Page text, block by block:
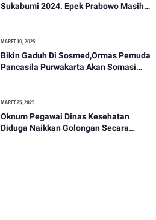
Sukabumi 2024. Epek Prabowo Masih
MARET 10, 2025
Bikin Gaduh Di Sosmed,Ormas Pemuda
Pancasila Purwakarta Akan Somasi
MARET 25, 2025
Oknum Pegawai Dinas Kesehatan
Diduga Naikkan Golongan Secara